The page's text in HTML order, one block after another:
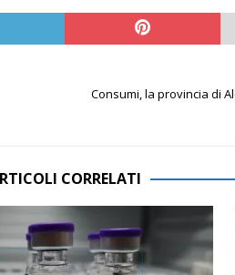
Consumi, la provincia di
CORRELATI